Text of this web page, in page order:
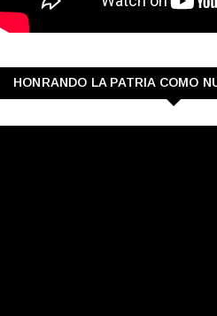
HONRANDO LA PATRIA COMO